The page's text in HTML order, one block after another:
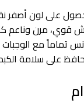
على لون أصفر
قوي، مرن وناعم
تماماً مع الوجبات
على سلامة